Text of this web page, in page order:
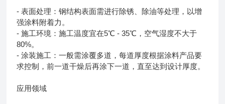
- 表面处理：钢结构表面需进行除锈、除油等处理，以增
强涂料附着力。
- 施工环境：施工温度宜在5℃ - 35℃，空气湿度不大于
80%。
- 涂装施工：一般需涂覆多道，每道厚度根据涂料产品要
求控制，前一道干燥后再涂下一道，直至达到设计厚度。
应用领域